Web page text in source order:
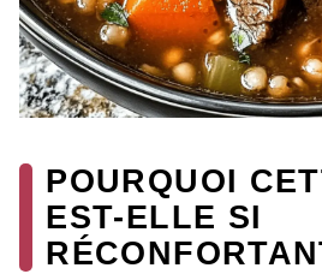
POURQUOI
EST-ELLE SI